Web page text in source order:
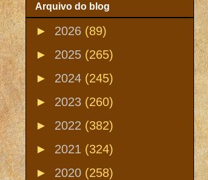
Arquivo do blog
► 2026 (89)
► 2025 (265)
► 2024 (245)
► 2023 (260)
► 2022 (382)
► 2021 (324)
► 2020 (258)